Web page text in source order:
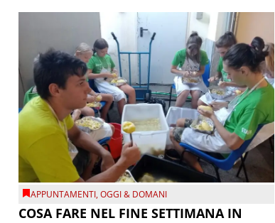
APPUNTAMENTI,OGGI & DOMANI
COSA FARE NEL FINE SETTIMANA IN